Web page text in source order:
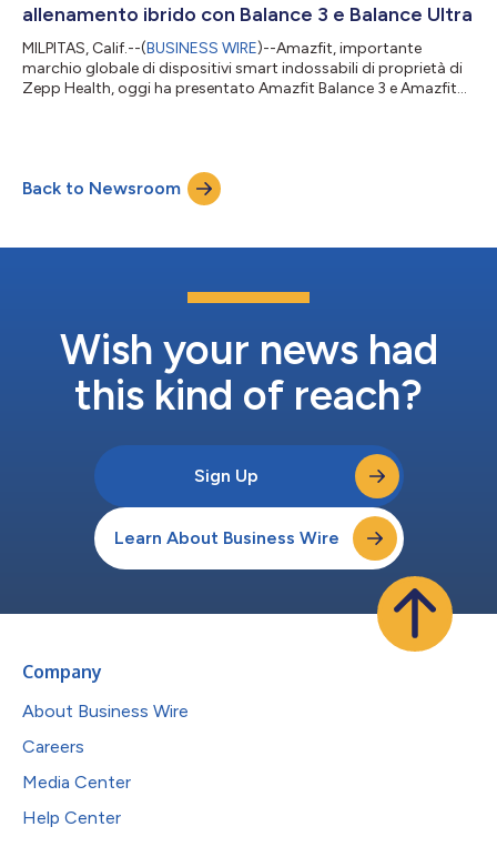
allenamento ibrido con Balance 3 e Balance Ultra
MILPITAS, Calif.--(BUSINESS WIRE)--Amazfit, importante
marchio globale di dispositivi smart indossabili di proprietà di
Zepp Health, oggi ha presentato Amazfit Balance 3 e Amazfit
dell'allenamento intelligente attraverso la Zepp App. I prodotti
sono stati presentati in occasione di un evento di lancio a New
Back to Newsroom
Wish your news had
this kind of reach?
Sign Up
Learn About Business Wire
Company
About Business Wire
Careers
Media Center
Help Center